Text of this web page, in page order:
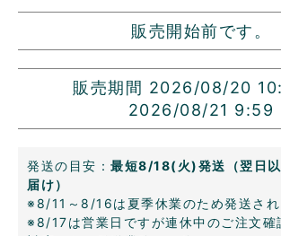
販売開始前です。
販売期間 2026/08/20
2026/08/21 9:59
発送の目安： 最短8/18(火)発送（翌日
届け）
※8/11～8/16は夏季休業のため発送され
※8/17は営業日ですが連休中のご注文確